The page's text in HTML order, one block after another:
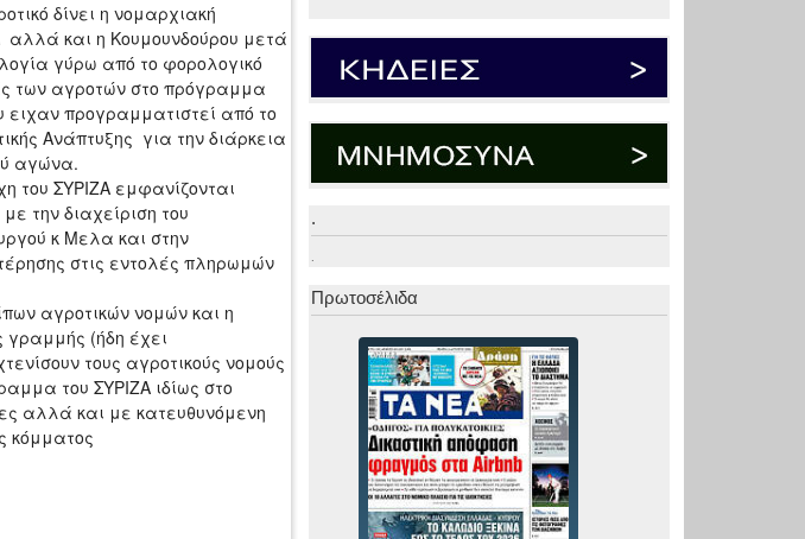
δίνει η νομαρχιακή
αλλά και η Κουμουνδούρου μετά
γύρω από το φορολογικό
των αγροτών στο πρόγραμμα
ειχαν προγραμματιστεί από το
Ανάπτυξης για την διάρκεια
αγώνα.
του ΣΥΡΙΖΑ εμφανίζονται
την διαχείριση του
κ Μελα και στην
στις εντολές πληρωμών
αγροτικών νομών και η
γραμμής (ήδη έχει
τους αγροτικούς νομούς
του ΣΥΡΙΖΑ ιδίως στο
αλλά και με κατευθυνόμενη
κόμματος
.
.
Πρωτοσέλιδα